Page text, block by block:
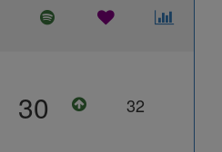
30 32